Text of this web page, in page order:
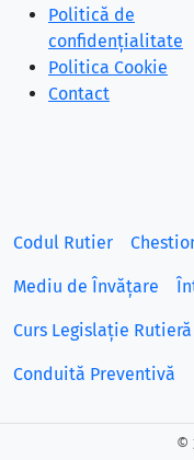
Politică de
confidențialitate
Politica Cookie
Contact
Codul Rutier
Mediu de Învățare
Curs Legislație Rutieră
Conduită Preventivă
©